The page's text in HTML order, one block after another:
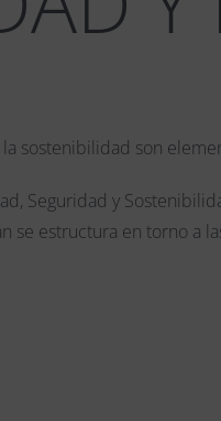
sostenibilidad son
Seguridad y
se estructura en torno a